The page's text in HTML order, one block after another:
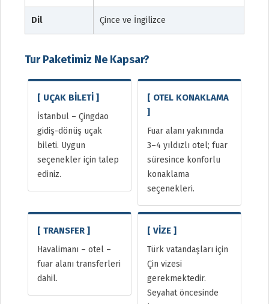
Dil Çince ve İngilizce
Tur Paketimiz Ne Kapsar?
[ UÇAK BİLETİ ]
İstanbul – Çingdao
gidiş-dönüş uçak
bileti. Uygun
seçenekler için talep
ediniz.
[ OTEL KONAKLAMA
]
Fuar alanı yakınında
3–4 yıldızlı otel; fuar
süresince konforlu
konaklama
seçenekleri.
[ TRANSFER ]
Havalimanı – otel –
fuar alanı transferleri
dahil.
[ VİZE ]
Türk vatandaşları için
Çin vizesi
gerekmektedir.
Seyahat öncesinde